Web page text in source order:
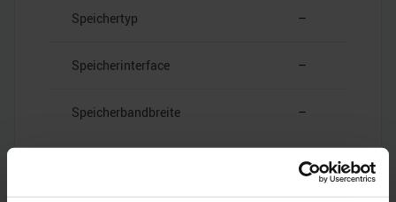
Speichertyp –
Speicherinterface –
Speicherbandbreite –